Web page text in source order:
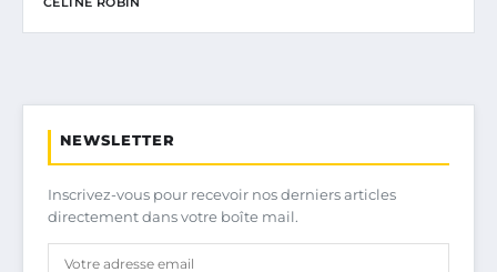
NEWSLETTER
Inscrivez-vous pour recevoir nos derniers articles
directement dans votre boîte mail.